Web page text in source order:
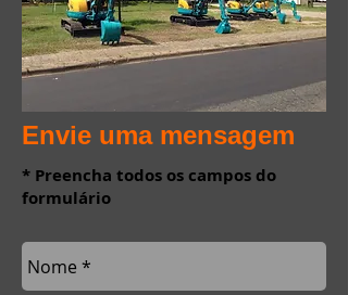
Envie uma mensagem
* Preencha todos os campos do
formulário